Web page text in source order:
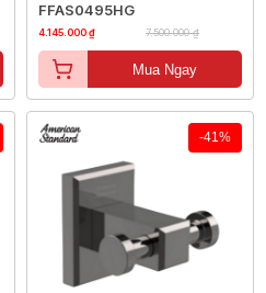
FFAS0495HG
4.145.000 ₫ 7.500.000 ₫
Mua Ngay
-41%